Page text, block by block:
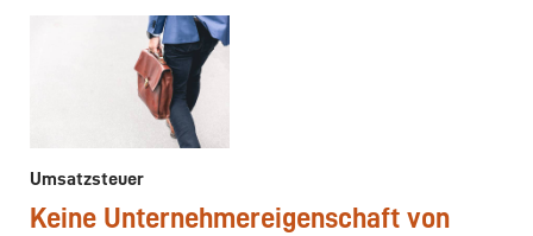
Umsatzsteuer
Keine Unternehmereigenschaft von